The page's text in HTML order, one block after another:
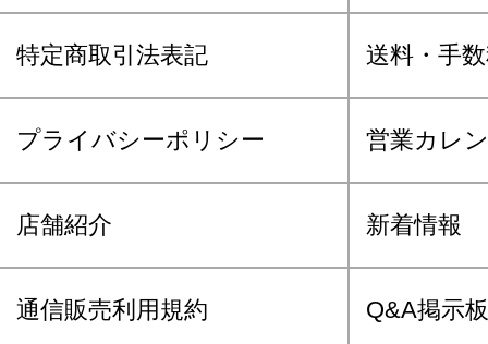
特定商取引法表記 送料・手
プライバシーポリシー 営業カレ
店舗紹介 新着情報
通信販売利用規約 Q&A掲示板